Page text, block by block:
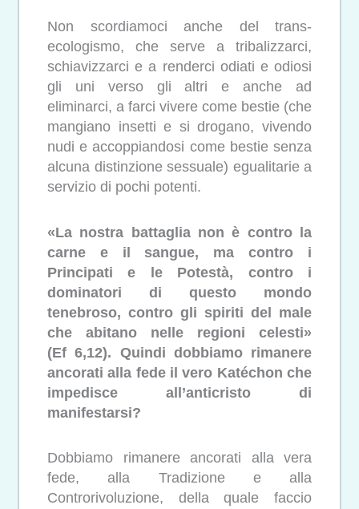
Non scordiamoci anche del trans-
ecologismo, che serve a tribalizzarci,
schiavizzarci e a renderci odiati e odiosi
gli uni verso gli altri e anche ad
eliminarci, a farci vivere come bestie (che
mangiano insetti e si drogano, vivendo
nudi e accoppiandosi come bestie senza
alcuna distinzione sessuale) egualitarie a
servizio di pochi potenti.
«La nostra battaglia non è contro la
carne e il sangue, ma contro i
Principati e le Potestà, contro i
dominatori di questo mondo
tenebroso, contro gli spiriti del male
che abitano nelle regioni celesti»
(Ef 6,12). Quindi dobbiamo rimanere
ancorati alla fede il vero Katéchon che
impedisce all’anticristo di
manifestarsi?
Dobbiamo rimanere ancorati alla vera
fede, alla Tradizione e alla
Controrivoluzione, della quale faccio